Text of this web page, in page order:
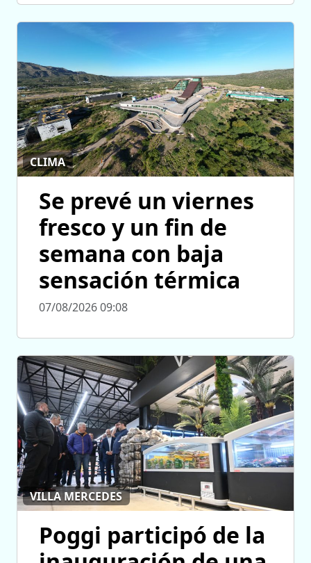
CLIMA
Se prevé un viernes
fresco y un fin de
semana con baja
sensación térmica
07/08/2026 09:08
VILLA MERCEDES
Poggi participó de la